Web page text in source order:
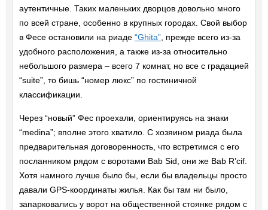
аутентичные. Таких маленьких дворцов довольно много
по всей стране, особенно в крупных городах. Свой выбор
в Фесе остановили на риаде “Ghita”, прежде всего из-за
удобного расположения, а также из-за относительно
небольшого размера – всего 7 комнат, но все с градацией
“suite”, то бишь “номер люкс” по гостиничной
классификации.
Через “новый” Фес проехали, ориентируясь на знаки
“medina”; вполне этого хватило. С хозяином риада была
предварительная договоренность, что встретимся с его
посланником рядом с воротами Bab Sid, они же Bab R’cif.
Хотя намного лучше было бы, если бы владельцы просто
давали GPS-координаты жилья. Как бы там ни было,
запарковались у ворот на общественной стоянке рядом с